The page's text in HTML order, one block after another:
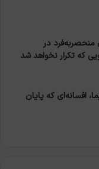
منحصربه‌فرد در
که تکرار نخواهد شد
افسانه‌ای که پایان